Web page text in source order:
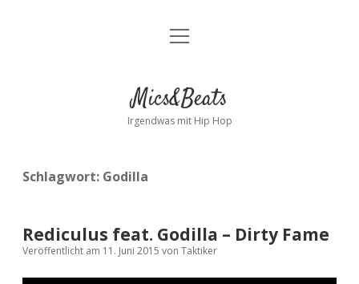
Kontakt
facebookinstagram
bandcamp
spotify
Menü
Mics&Beats
Irgendwas mit Hip Hop
Schlagwort: Godilla
Rediculus feat. Godilla – Dirty Fame
Veröffentlicht am 11. Juni 2015 von Taktiker